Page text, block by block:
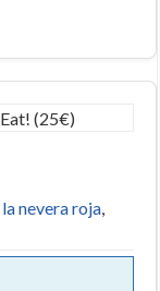
la nevera roja,